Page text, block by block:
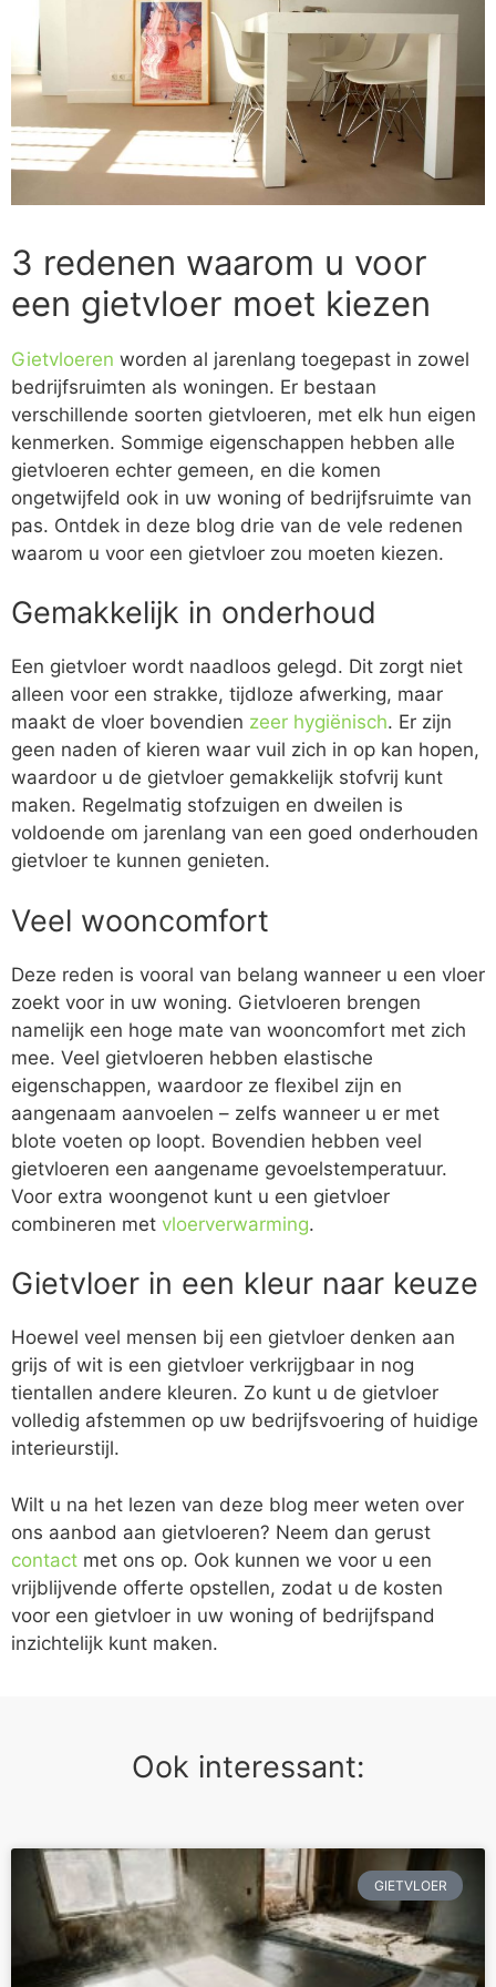
3 redenen waarom u voor
een gietvloer moet kiezen
Gietvloeren worden al jarenlang toegepast in zowel
bedrijfsruimten als woningen. Er bestaan
verschillende soorten gietvloeren, met elk hun eigen
kenmerken. Sommige eigenschappen hebben alle
gietvloeren echter gemeen, en die komen
ongetwijfeld ook in uw woning of bedrijfsruimte van
pas. Ontdek in deze blog drie van de vele redenen
waarom u voor een gietvloer zou moeten kiezen.
Gemakkelijk in onderhoud
Een gietvloer wordt naadloos gelegd. Dit zorgt niet
alleen voor een strakke, tijdloze afwerking, maar
maakt de vloer bovendien zeer hygiënisch. Er zijn
geen naden of kieren waar vuil zich in op kan hopen,
waardoor u de gietvloer gemakkelijk stofvrij kunt
maken. Regelmatig stofzuigen en dweilen is
voldoende om jarenlang van een goed onderhouden
gietvloer te kunnen genieten.
Veel wooncomfort
Deze reden is vooral van belang wanneer u een vloer
zoekt voor in uw woning. Gietvloeren brengen
namelijk een hoge mate van wooncomfort met zich
mee. Veel gietvloeren hebben elastische
eigenschappen, waardoor ze flexibel zijn en
aangenaam aanvoelen – zelfs wanneer u er met
blote voeten op loopt. Bovendien hebben veel
gietvloeren een aangename gevoelstemperatuur.
Voor extra woongenot kunt u een gietvloer
combineren met vloerverwarming.
Gietvloer in een kleur naar keuze
Hoewel veel mensen bij een gietvloer denken aan
grijs of wit is een gietvloer verkrijgbaar in nog
tientallen andere kleuren. Zo kunt u de gietvloer
volledig afstemmen op uw bedrijfsvoering of huidige
interieurstijl.
Wilt u na het lezen van deze blog meer weten over
ons aanbod aan gietvloeren? Neem dan gerust
contact met ons op. Ook kunnen we voor u een
vrijblijvende offerte opstellen, zodat u de kosten
voor een gietvloer in uw woning of bedrijfspand
inzichtelijk kunt maken.
Ook interessant:
GIETVLOER